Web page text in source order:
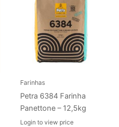
Farinhas
Petra 6384 Farinha
Panettone – 12,5kg
Login to view price